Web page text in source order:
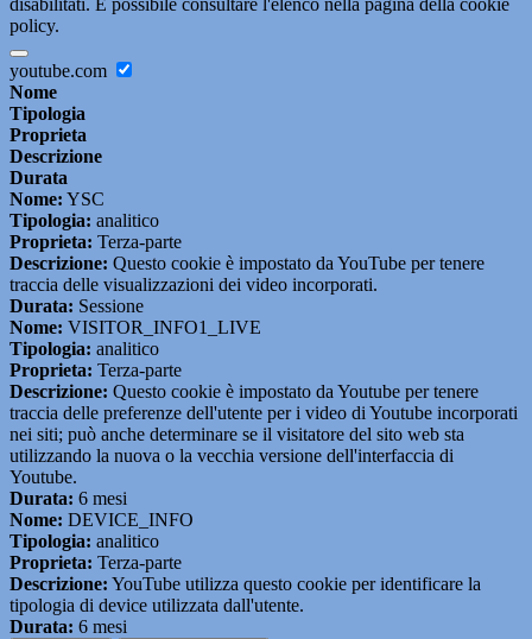
disabilitati. È possibile consultare l'elenco nella pagina della cookie
policy.
youtube.com
Nome
Tipologia
Proprieta
Descrizione
Durata
Nome: YSC
Tipologia: analitico
Proprieta: Terza-parte
Descrizione: Questo cookie è impostato da YouTube per tenere
traccia delle visualizzazioni dei video incorporati.
Durata: Sessione
Nome: VISITOR_INFO1_LIVE
Tipologia: analitico
Proprieta: Terza-parte
Descrizione: Questo cookie è impostato da Youtube per tenere
traccia delle preferenze dell'utente per i video di Youtube incorporati
nei siti; può anche determinare se il visitatore del sito web sta
utilizzando la nuova o la vecchia versione dell'interfaccia di
Youtube.
Durata: 6 mesi
Nome: DEVICE_INFO
Tipologia: analitico
Proprieta: Terza-parte
Descrizione: YouTube utilizza questo cookie per identificare la
tipologia di device utilizzata dall'utente.
Durata: 6 mesi